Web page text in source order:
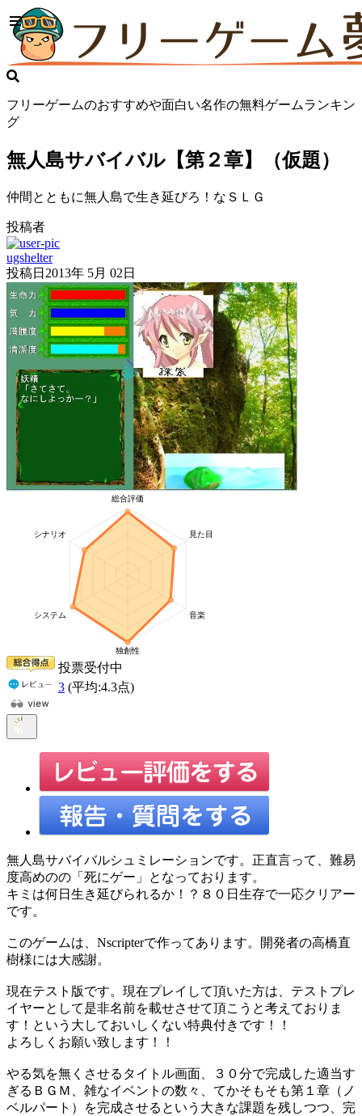
フリーゲームのおすすめや面白い名作の無料ゲームランキン
グ
無人島サバイバル【第２章】（仮題）
仲間とともに無人島で生き延びろ！なＳＬＧ
投稿者
ugshelter
投稿日 2013年 5月 02日
投票受付中
3 (平均:4.3点)
無人島サバイバルシュミレーションです。正直言って、難易
度高めのの「死にゲー」となっております。
キミは何日生き延びられるか！？８０日生存で一応クリアー
です。
このゲームは、Nscripterで作ってあります。開発者の高橋直
樹様には大感謝。
現在テスト版です。現在プレイして頂いた方は、テストプレ
イヤーとして是非名前を載せさせて頂こうと考えておりま
す！という大しておいしくない特典付きです！！
よろしくお願い致します！！
やる気を無くさせるタイトル画面、３０分で完成した適当す
ぎるＢＧＭ、雑なイベントの数々、てかそもそも第１章（ノ
ベルパート）を完成させるという大きな課題を残しつつ、完